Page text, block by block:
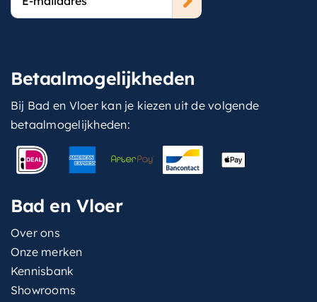
mailadres
Betaalmogelijkheden
Bij Bad en Vloer kan je kiezen uit de volgende
betaalmogelijkheden:
Bad en Vloer
Over ons
Onze merken
Kennisbank
Showrooms